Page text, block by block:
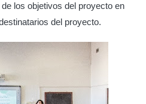
los objetivos del proyecto en
del proyecto.